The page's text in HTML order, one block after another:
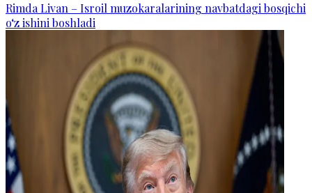
Rimda Livan – Isroil muzokaralarining navbatdagi bosqichi
o‘z ishini boshladi